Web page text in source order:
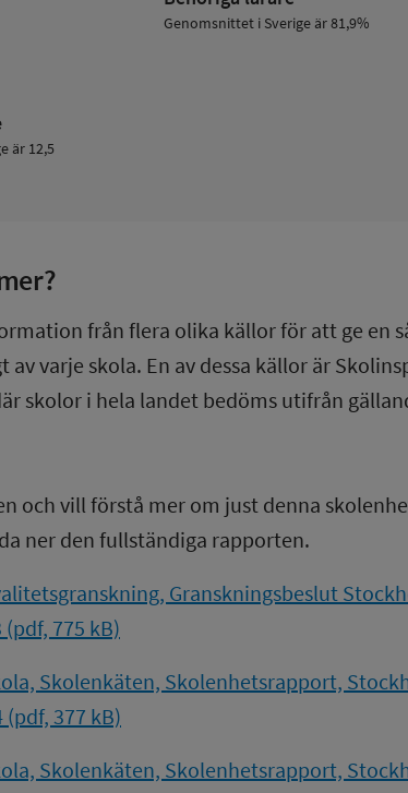
är 12,5
Genomsnittet i Sverige är 81,9%
från flera olika källor för att ge en
av varje skola. En av dessa källor är
skolor i hela landet bedöms utifrån
och vill förstå mer om just denna
ner den fullständiga rapporten.
Granskningsbeslut
(pdf, 775 kB)
Skolenkäten, Skolenhetsrapport,
(pdf, 377 kB)
Skolenkäten, Skolenhetsrapport,